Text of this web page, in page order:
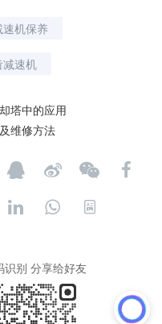
速机保养
减速机
塔中的应用
维修方法
识别 分享给好友